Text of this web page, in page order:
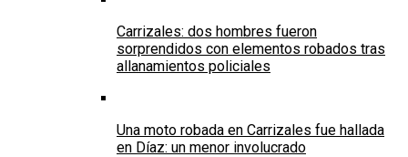
Carrizales: dos hombres fueron
sorprendidos con elementos robados tras
allanamientos policiales
Una moto robada en Carrizales fue hallada
en Díaz: un menor involucrado